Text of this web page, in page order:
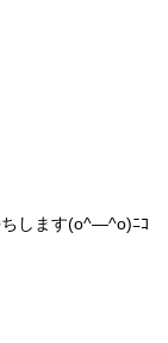
ちします(o^―^o)ﾆｺ